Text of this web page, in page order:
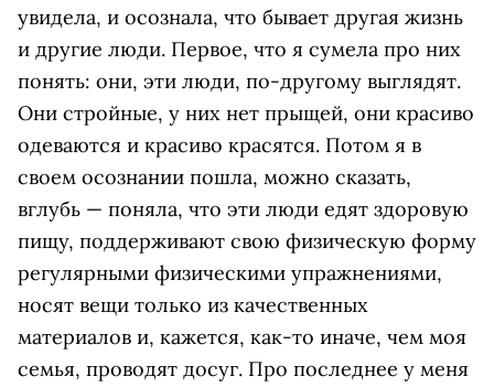
увидела, и осознала, что бывает другая жизнь
и другие люди. Первое, что я сумела про них
понять: они, эти люди, по-другому выглядят.
Они стройные, у них нет прыщей, они красиво
одеваются и красиво красятся. Потом я в
своем осознании пошла, можно сказать,
вглубь — поняла, что эти люди едят здоровую
пищу, поддерживают свою физическую форму
регулярными физическими упражнениями,
носят вещи только из качественных
материалов и, кажется, как-то иначе, чем моя
семья, проводят досуг. Про последнее у меня